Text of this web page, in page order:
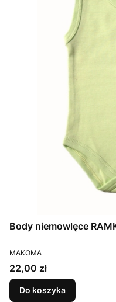
Body niemowlęce
PRODUCENT
MAKOMA
Cena
22,00 zł
Do koszyka